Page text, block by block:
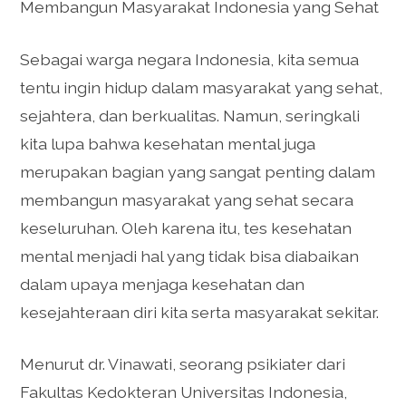
Membangun Masyarakat Indonesia yang Sehat
Sebagai warga negara Indonesia, kita semua
tentu ingin hidup dalam masyarakat yang sehat,
sejahtera, dan berkualitas. Namun, seringkali
kita lupa bahwa kesehatan mental juga
merupakan bagian yang sangat penting dalam
membangun masyarakat yang sehat secara
keseluruhan. Oleh karena itu, tes kesehatan
mental menjadi hal yang tidak bisa diabaikan
dalam upaya menjaga kesehatan dan
kesejahteraan diri kita serta masyarakat sekitar.
Menurut dr. Vinawati, seorang psikiater dari
Fakultas Kedokteran Universitas Indonesia,